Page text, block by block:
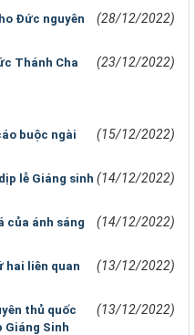
Đức nguyên
(28/12/2022)
Thánh Cha
(23/12/2022)
buộc ngài
(15/12/2022)
lễ Giáng sinh (14/12/2022)
của ánh sáng
(14/12/2022)
hai liên quan
(13/12/2022)
thủ quốc
Giáng Sinh
(13/12/2022)